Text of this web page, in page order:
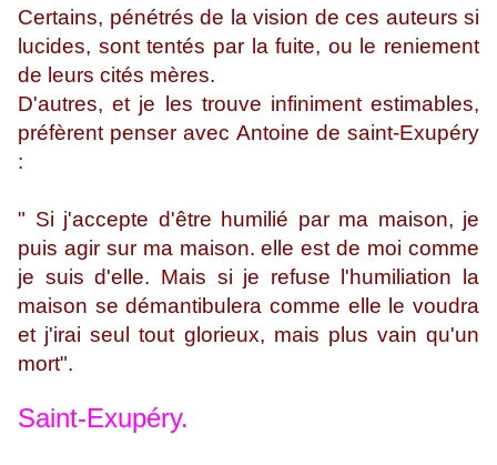
Certains, pénétrés de la vision de ces auteurs si
lucides, sont tentés par la fuite, ou le reniement
de leurs cités mères.
D'autres, et je les trouve infiniment estimables,
préfèrent penser avec Antoine de saint-Exupéry
:
" Si j'accepte d'être humilié par ma maison, je
puis agir sur ma maison. elle est de moi comme
je suis d'elle. Mais si je refuse l'humiliation la
maison se démantibulera comme elle le voudra
et j'irai seul tout glorieux, mais plus vain qu'un
mort".
Saint-Exupéry.